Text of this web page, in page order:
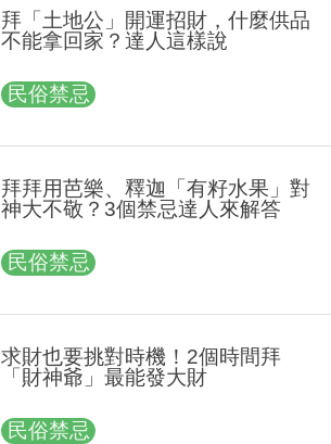
拜「土地公」開運招財，什麼供品
不能拿回家？達人這樣說
民俗禁忌
拜拜用芭樂、釋迦「有籽水果」對
神大不敬？3個禁忌達人來解答
民俗禁忌
求財也要挑對時機！2個時間拜
「財神爺」最能發大財
民俗禁忌